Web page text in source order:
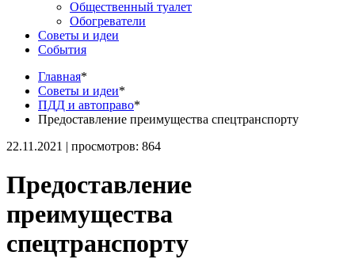
Общественный туалет
Обогреватели
Советы и идеи
События
Главная*
Советы и идеи*
ПДД и автоправо*
Предоставление преимущества спецтранспорту
22.11.2021 | просмотров: 864
Предоставление
преимущества
спецтранспорту